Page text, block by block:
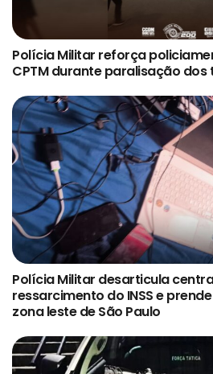
Polícia Militar reforça
CPTM durante paralisação dos
Polícia Militar desarticula
ressarcimento do INSS e
zona leste de São Paulo